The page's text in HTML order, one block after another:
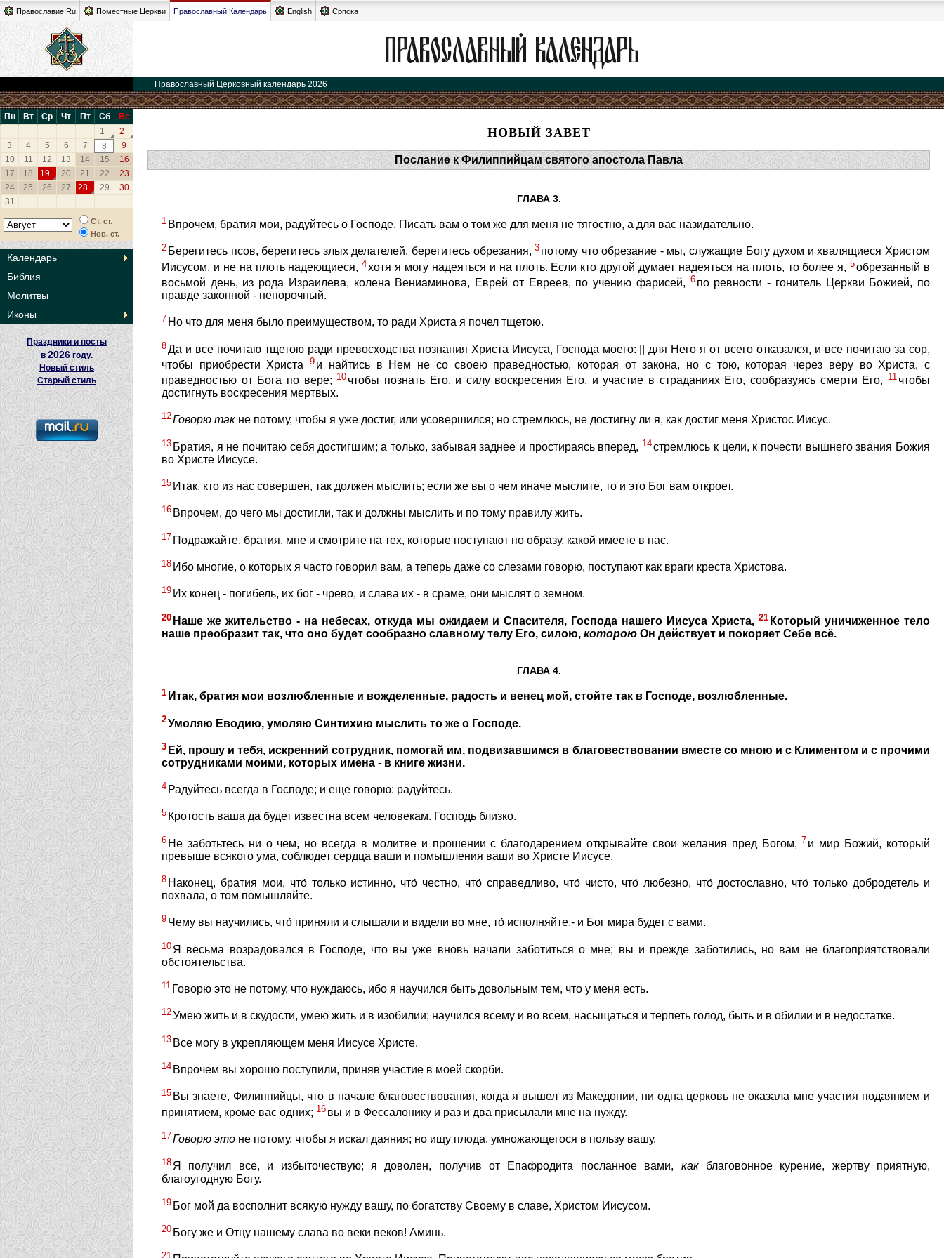
Православие.Ru Поместные Церкви Православный Календарь English Српска
Православный Церковный календарь 2026
Пн Вт Ср Чт Пт Сб
Вс
1
2
3
4 5 6 7 8
9
10
11 12 13 14 15
16
17
18 19 20 21 22
23
24
25 26 27 28 29
30
31
Ст. ст.
Нов. ст.
Календарь
Библия
Молитвы
Иконы
Праздники и посты
в2026 году.
Новый стиль
Старый стиль
НОВЫЙ ЗАВЕТ
Послание к Филиппийцам святого апостола Павла
ГЛАВА 3.
1 Впрочем, братия мои, радуйтесь о Господе. Писать вам о том же для меня не тягостно, а для вас назидательно.
2 Берегитесь псов, берегитесь злых делателей, берегитесь обрезания,3 потому что обрезание - мы, служащие Богу духом и хвалящиеся Христом
Иисусом, и не на плоть надеющиеся,4хотя я могу надеяться и на плоть. Если кто другой думает надеяться на плоть, то более я,5обрезанный в
восьмой день, из рода Израилева, колена Вениаминова, Еврей от Евреев, по учению фарисей, 6 по ревности - гонитель Церкви Божией, по
правде законной - непорочный.
7 Но что для меня было преимуществом, то ради Христа я почел тщетою.
8Да и все почитаю тщетою ради превосходства познания Христа Иисуса, Господа моего: || для Него я от всего отказался, и все почитаю за сор,
чтобы приобрести Христа9 и найтись в Нем не со своею праведностью, которая от закона, но с тою, которая через веру во Христа, с
праведностью от Бога по вере; 10 чтобы познать Его, и силу воскресения Его, и участие в страданиях Его, сообразуясь смерти Его, 11 чтобы
достигнуть воскресения мертвых.
12Говорю так не потому, чтобы я уже достиг, или усовершился; но стремлюсь, не достигну ли я, как достиг меня Христос Иисус.
13 Братия, я не почитаю себя достигшим; а только, забывая заднее и простираясь вперед, 14стремлюсь к цели, к почести вышнего звания Божия
во Христе Иисусе.
15 Итак, кто из нас совершен, так должен мыслить; если же вы о чем иначе мыслите, то и это Бог вам откроет.
16 Впрочем, до чего мы достигли, так и должны мыслить и по тому правилу жить.
17 Подражайте, братия, мне и смотрите на тех, которые поступают по образу, какой имеете в нас.
18 Ибо многие, о которых я часто говорил вам, а теперь даже со слезами говорю, поступают как враги креста Христова.
19 Их конец - погибель, их бог - чрево, и слава их - в сраме, они мыслят о земном.
20 Наше же жительство - на небесах, откуда мы ожидаем и Спасителя, Господа нашего Иисуса Христа, 21 Который уничиженное тело
наше преобразит так, что оно будет сообразно славному телу Его, силою, которою Он действует и покоряет Себе всё.
ГЛАВА 4.
1 Итак, братия мои возлюбленные и вожделенные, радость и венец мой, стойте так в Господе, возлюбленные.
2Умоляю Еводию, умоляю Синтихию мыслить то же о Господе.
3 Ей, прошу и тебя, искренний сотрудник, помогай им, подвизавшимся в благовествовании вместе со мною и с Климентом и с прочими
сотрудниками моими, которых имена - в книге жизни.
4 Радуйтесь всегда в Господе; и еще говорю: радуйтесь.
5 Кротость ваша да будет известна всем человекам. Господь близко.
6 Не заботьтесь ни о чем, но всегда в молитве и прошении с благодарением открывайте свои желания пред Богом, 7 и мир Божий, который
превыше всякого ума, соблюдет сердца ваши и помышления ваши во Христе Иисусе.
8 Наконец, братия мои, что́ только истинно, что́ честно, что́ справедливо, что́ чисто, что́ любезно, что́ достославно, что́ только добродетель и
похвала, о том помышляйте.
9 Чему вы научились, что́ приняли и слышали и видели во мне, то́ исполняйте,- и Бог мира будет с вами.
10 Я весьма возрадовался в Господе, что вы уже вновь начали заботиться о мне; вы и прежде заботились, но вам не благоприятствовали
обстоятельства.
11 Говорю это не потому, что нуждаюсь, ибо я научился быть довольным тем, что у меня есть.
12Умею жить и в скудости, умею жить и в изобилии; научился всему и во всем, насыщаться и терпеть голод, быть и в обилии и в недостатке.
13 Все могу в укрепляющем меня Иисусе Христе.
14 Впрочем вы хорошо поступили, приняв участие в моей скорби.
15 Вы знаете, Филиппийцы, что в начале благовествования, когда я вышел из Македонии, ни одна церковь не оказала мне участия подаянием и
принятием, кроме вас одних; 16 вы и в Фессалонику и раз и два присылали мне на нужду.
17Говорю это не потому, чтобы я искал даяния; но ищу плода, умножающегося в пользу вашу.
18 Я получил все, и избыточествую; я доволен, получив от Епафродита посланное вами, какблаговонное курение, жертву приятную,
благоугодную Богу.
19 Бог мой да восполнит всякую нужду вашу, по богатству Своему в славе, Христом Иисусом.
20 Богу же и Отцу нашему слава во веки веков! Аминь.
21